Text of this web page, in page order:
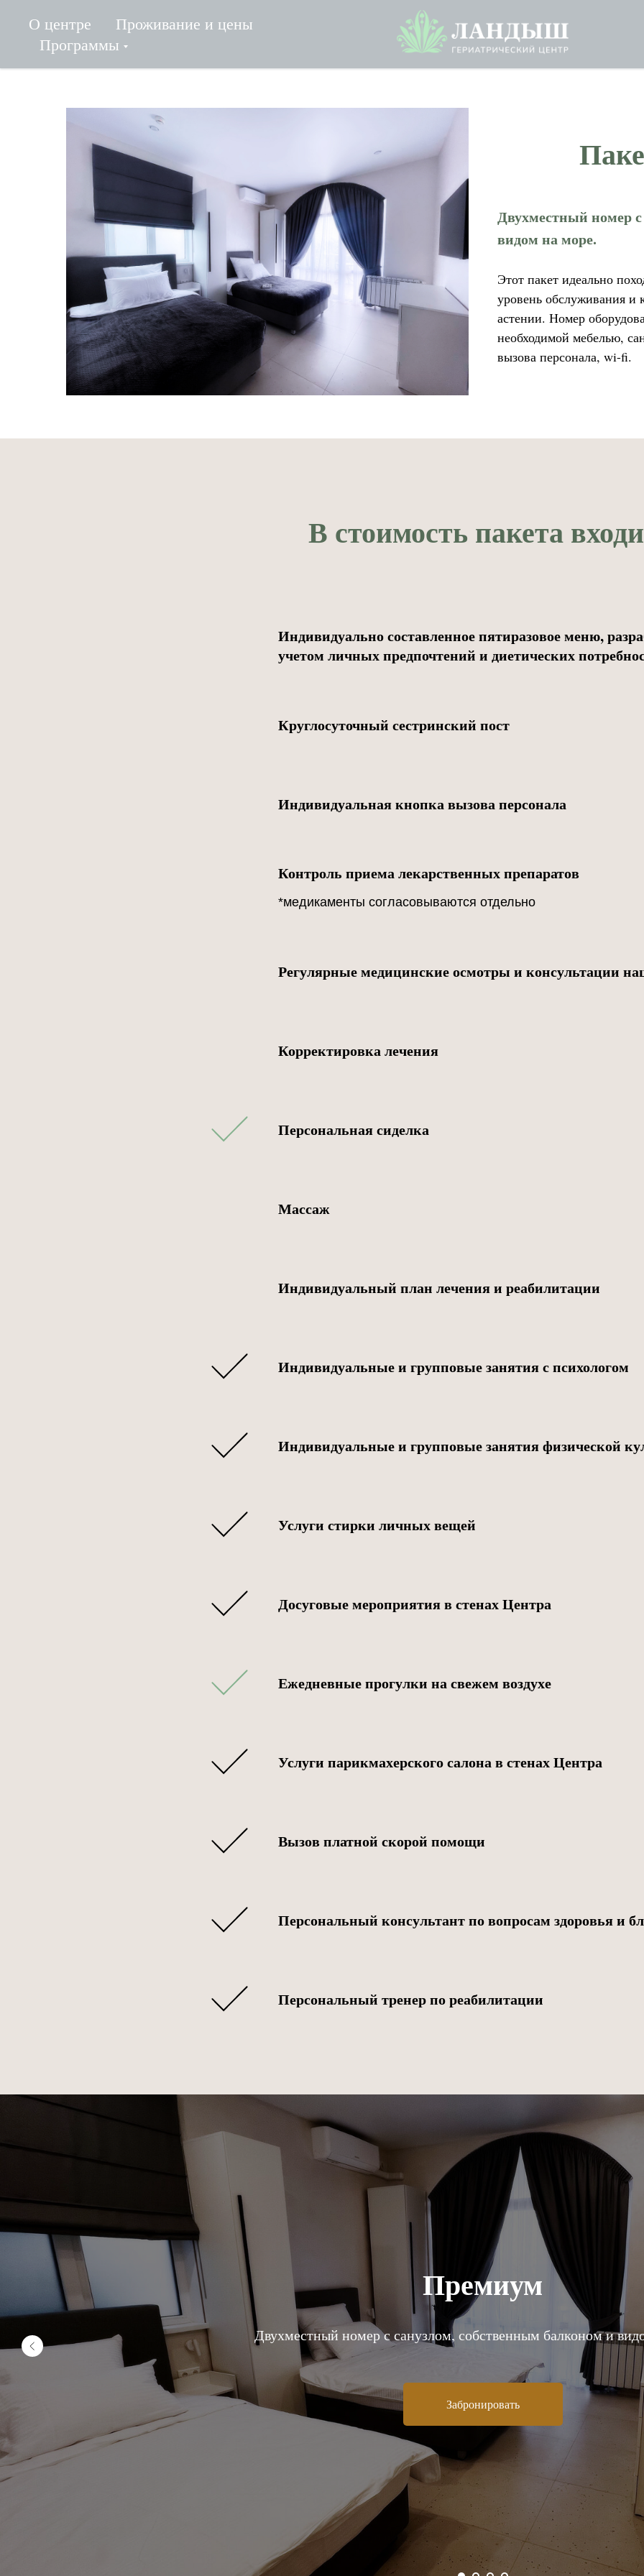
О центре
Проживание и цены
Программы
Двухместный номер
видом на море.
Этот пакет идеально
уровень обслуживания и
астении. Номер
необходимой мебелью,
вызова персонала, wi-fi.
В стоимость пакета
Индивидуально составленное пятиразовое меню,
учетом личных предпочтений и диетических
Круглосуточный сестринский пост
Индивидуальная кнопка вызова персонала
Контроль приема лекарственных препаратов
*медикаменты согласовываются отдельно
Регулярные медицинские осмотры и консультации
Корректировка лечения
Персональная сиделка
Массаж
Индивидуальный план лечения и реабилитации
Индивидуальные и групповые занятия с психологом
Индивидуальные и групповые занятия физической
Услуги стирки личных вещей
Досуговые мероприятия в стенах Центра
Ежедневные прогулки на свежем воздухе
Услуги парикмахерского салона в стенах Центра
Вызов платной скорой помощи
Персональный консультант по вопросам здоровья и
Персональный тренер по реабилитации
Премиум
Двухместный номер с санузлом, собственным балконом и
Забронировать